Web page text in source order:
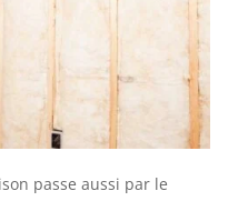
passe aussi par le